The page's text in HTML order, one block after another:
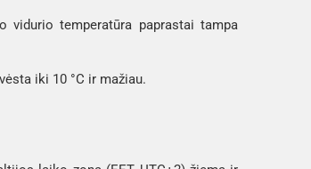
vidurio temperatūra paprastai tampa
iki 10 °C ir mažiau.